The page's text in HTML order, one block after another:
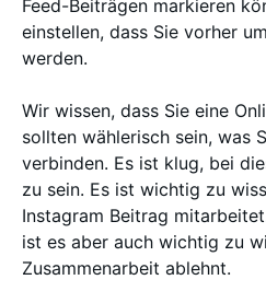
Feed-Beiträgen markieren
einstellen, dass Sie vorher
werden.
Wir wissen, dass Sie eine
sollten wählerisch sein, was
verbinden. Es ist klug, bei
zu sein. Es ist wichtig zu
Instagram Beitrag
ist es aber auch wichtig zu
Zusammenarbeit ablehnt.